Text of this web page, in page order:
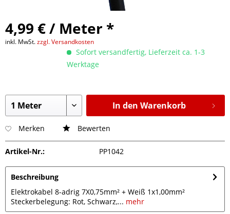
4,99 € / Meter *
inkl. MwSt.zzgl. Versandkosten
Sofort versandfertig, Lieferzeit ca. 1-3
Werktage
In den Warenkorb
Merken Bewerten
Artikel-Nr.: PP1042
Beschreibung
Elektrokabel 8-adrig 7X0,75mm² + Weiß 1x1,00mm²
Steckerbelegung: Rot, Schwarz,... mehr